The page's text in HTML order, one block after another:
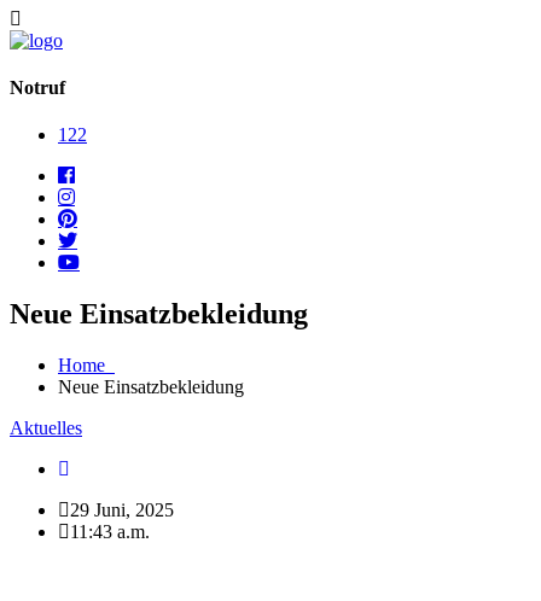
Notruf
122
Neue Einsatzbekleidung
Home
Neue Einsatzbekleidung
Aktuelles
29 Juni, 2025
11:43 a.m.